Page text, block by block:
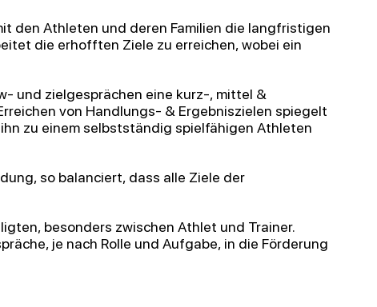
den Athleten und deren Familien die langfristigen
die erhofften Ziele zu erreichen, wobei ein
und zielgesprächen eine kurz-, mittel &
von Handlungs- & Ergebniszielen spiegelt
zu einem selbstständig spielfähigen Athleten
so balanciert, dass alle Ziele der
besonders zwischen Athlet und Trainer.
je nach Rolle und Aufgabe, in die Förderung